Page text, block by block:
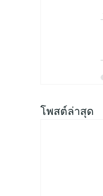
โพสต์ล่าสุด